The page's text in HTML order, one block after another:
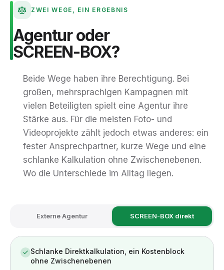
ZWEI WEGE, EIN ERGEBNIS
Agentur oder
SCREEN-BOX?
Beide Wege haben ihre Berechtigung. Bei
großen, mehrsprachigen Kampagnen mit
vielen Beteiligten spielt eine Agentur ihre
Stärke aus. Für die meisten Foto- und
Videoprojekte zählt jedoch etwas anderes: ein
fester Ansprechpartner, kurze Wege und eine
schlanke Kalkulation ohne Zwischenebenen.
Wo die Unterschiede im Alltag liegen.
Externe Agentur SCREEN-BOX direkt
Schlanke Direktkalkulation, ein Kostenblock
ohne Zwischenebenen